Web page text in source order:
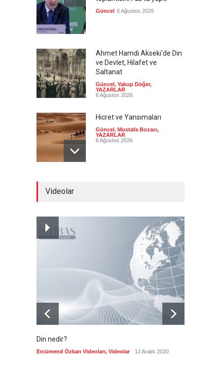
Güncel 6 Ağustos 2026
Ahmet Hamdi Akseki'de Din
ve Devlet, Hilafet ve
Saltanat
Güncel , Yakup Döğer,
YAZARLAR
6 Ağustos 2026
Hicret ve Yansımaları
Güncel , Mustafa Bozacı,
YAZARLAR
6 Ağustos 2026
İsrail şirketi Volkswagen
fabrikasında silah üretecek
6 Ağustos 2026
Videolar
Din nedir?
Ercümend Özkan Videoları, Videolar 12 Aralık 2020